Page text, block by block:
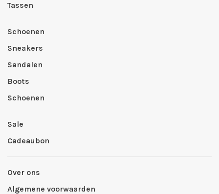
Tassen
Schoenen
Sneakers
Sandalen
Boots
Schoenen
Sale
Cadeaubon
Over ons
Algemene voorwaarden